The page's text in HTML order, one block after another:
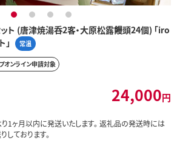
ト (唐津焼湯呑2客・大原松露饅頭24個) 「iro
常温
1 2 3 4
オンライン申請対象
24,000円
1ヶ月以内に発送いたします。 返礼品の発送時には
しております。